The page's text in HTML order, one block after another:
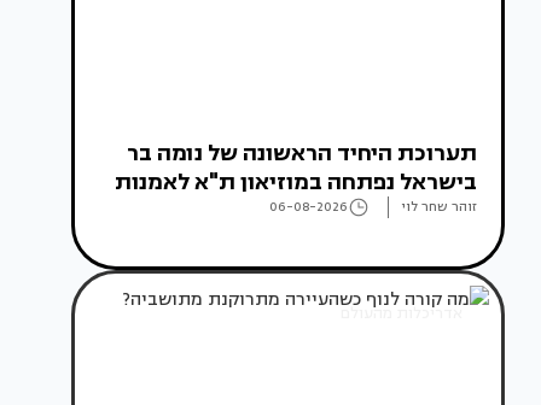
תערוכת היחיד הראשונה של נומה בר
בישראל נפתחה במוזיאון ת"א לאמנות
זוהר שחר לוי 06-08-2026
אדריכלות מהעולם